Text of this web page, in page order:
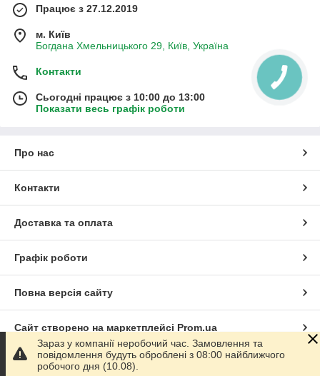
Працює з 27.12.2019
м. Київ
Богдана Хмельницького 29, Київ, Україна
Контакти
Сьогодні працює з 10:00 до 13:00
Показати весь графік роботи
Про нас
Контакти
Доставка та оплата
Графік роботи
Повна версія сайту
Сайт створено на маркетплейсі Prom.ua
Політика конфіденційності
Зараз у компанії неробочий час. Замовлення та
повідомлення будуть оброблені з 08:00 найближчого
робочого дня (10.08).